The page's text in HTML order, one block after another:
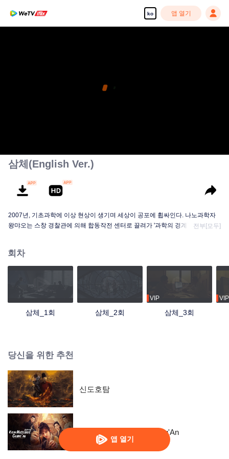
ko 앱 열기
앱 열기
삼체(English Ver.)
2007년, 기초과학에 이상 현상이 생기며 세상이 공포에 휩싸인다. 나노과학자
왕먀오는 스창 경찰관에 의해 합동작전 센터로 끌려가 '과학의 경계’라는 단체에
함을 확신하게 된다. 모든 사건의 발단은 두 문명이 생존 공간을 위해 사활을 걸
고 싸운 데서 비롯되었음을 알게 된 왕먀오, 스창 등은 앞으로 침략을 앞둔 삼체
전부[모두]
회차
삼체_1회 삼체_2회
VIP
삼체_3회
VIP
당신을 위한 추천
신도호탐
Mysterious Tales of Chang'An